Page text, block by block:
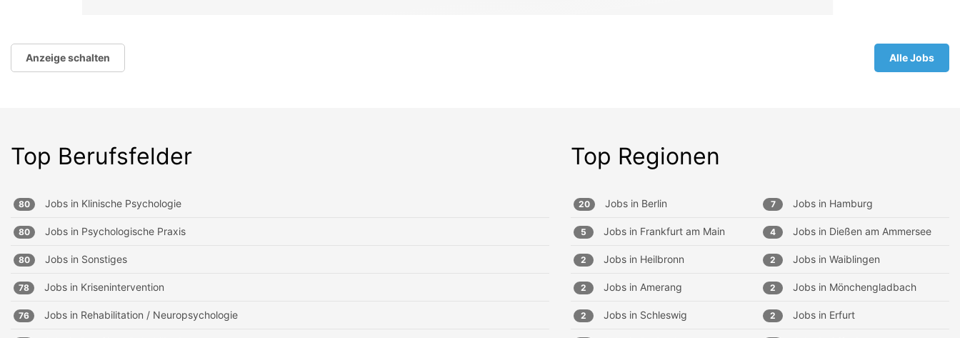
Anzeige schalten Alle Jobs
Top Berufsfelder
80 Jobs in Klinische Psychologie
80 Jobs in Psychologische Praxis
80 Jobs in Sonstiges
78 Jobs in Krisenintervention
76 Jobs in Rehabilitation / Neuropsychologie
Top Regionen
20 Jobs in Berlin 7 Jobs in Hamburg
5 Jobs in Frankfurt am Main 4 Jobs in Dießen am Ammersee
2 Jobs in Heilbronn 2 Jobs in Waiblingen
2 Jobs in Amerang 2 Jobs in Mönchengladbach
2 Jobs in Schleswig 2 Jobs in Erfurt